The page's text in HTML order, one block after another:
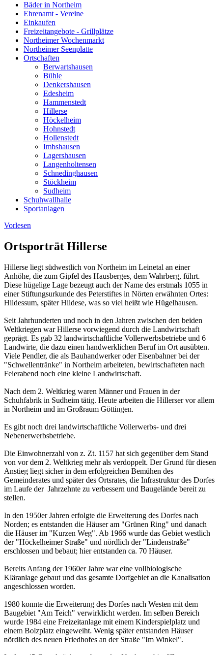
Bäder in Northeim
Ehrenamt - Vereine
Einkaufen
Freizeitangebote - Grillplätze
Northeimer Wochenmarkt
Northeimer Seenplatte
Ortschaften
Berwartshausen
Bühle
Denkershausen
Edesheim
Hammenstedt
Hillerse
Höckelheim
Hohnstedt
Hollenstedt
Imbshausen
Lagershausen
Langenholtensen
Schnedinghausen
Stöckheim
Sudheim
Schuhwallhalle
Sportanlagen
Vorlesen
Ortsporträt Hillerse
Hillerse liegt südwestlich von Northeim im Leinetal an einer
Anhöhe, die zum Gipfel des Hausberges, dem Wahrberg, führt.
Diese hügelige Lage bezeugt auch der Name des erstmals 1055 in
einer Stiftungsurkunde des Peterstiftes in Nörten erwähnten Ortes:
Hildessum, später Hildese, was so viel heißt wie Hügelhausen.
Seit Jahrhunderten und noch in den Jahren zwischen den beiden
Weltkriegen war Hillerse vorwiegend durch die Landwirtschaft
geprägt. Es gab 32 landwirtschaftliche Vollerwerbsbetriebe und 6
Landwirte, die dazu einen handwerklichen Beruf im Ort ausübten.
Viele Pendler, die als Bauhandwerker oder Eisenbahner bei der
"Schwellentränke" in Northeim arbeiteten, bewirtschafteten nach
Feierabend noch eine kleine Landwirtschaft.
Nach dem 2. Weltkrieg waren Männer und Frauen in der
Schuhfabrik in Sudheim tätig. Heute arbeiten die Hillerser vor allem
in Northeim und im Großraum Göttingen.
Es gibt noch drei landwirtschaftliche Vollerwerbs- und drei
Nebenerwerbsbetriebe.
Die Einwohnerzahl von z. Zt. 1157 hat sich gegenüber dem Stand
von vor dem 2. Weltkrieg mehr als verdoppelt. Der Grund für diesen
Anstieg liegt sicher in dem erfolgreichen Bemühen des
Gemeinderates und später des Ortsrates, die Infrastruktur des Dorfes
im Laufe der Jahrzehnte zu verbessern und Baugelände bereit zu
stellen.
In den 1950er Jahren erfolgte die Erweiterung des Dorfes nach
Norden; es entstanden die Häuser am "Grünen Ring" und danach
die Häuser im "Kurzen Weg". Ab 1966 wurde das Gebiet westlich
der "Höckelheimer Straße" und nördlich der "Lindenstraße"
erschlossen und bebaut; hier entstanden ca. 70 Häuser.
Bereits Anfang der 1960er Jahre war eine vollbiologische
Kläranlage gebaut und das gesamte Dorfgebiet an die Kanalisation
angeschlossen worden.
1980 konnte die Erweiterung des Dorfes nach Westen mit dem
Baugebiet "Am Teich" verwirklicht werden. Im selben Bereich
wurde 1984 eine Freizeitanlage mit einem Kinderspielplatz und
einem Bolzplatz eingeweiht. Wenig später entstanden Häuser
nördlich des neuen Friedhofes an der Straße "Im Winkel".